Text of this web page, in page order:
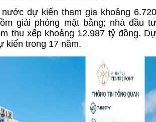
dự kiến tham gia khoảng
giải phóng mặt bằng; nhà đầu
thu xếp khoảng 12.987 tỷ đồng.
kiến trong 17 năm.